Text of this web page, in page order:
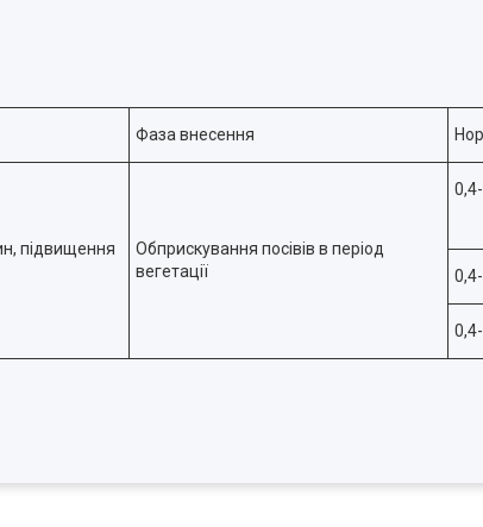
Фаза внесення
підвищення
Обприскування посівів в період
вегетації